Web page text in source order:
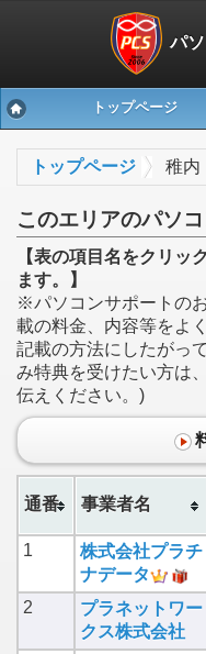
パ
トップページ
トップページ 稚内
このエリアのパソ
【表の項目名をクリッ
ます。】
※パソコンサポートの
載の料金、内容等をよ
記載の方法にしたがっ
み特典を受けたい方は
伝えください。)
通番 事業者名
1
株式会社プラチ
ナデータ
2
プラネットワー
クス株式会社